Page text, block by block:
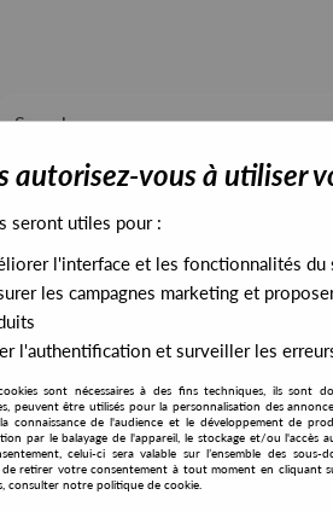
STOCK EXCLUSIVES
Happened ?
Abe
What
autorisez-vous à utiliser
seront utiles pour :
l'interface et les fonctionnalités du
les campagnes marketing et
l'authentification et surveiller les
sont nécessaires à des fins techniques, ils sont
peuvent être utilisés pour la personnalisation des
connaissance de l'audience et le développement de
par le balayage de l'appareil, le stockage et/ou l'accès
celui-ci sera valable sur l’ensemble des sous-
de retirer votre consentement à tout moment en cliquant
consulter notre politique de cookie.